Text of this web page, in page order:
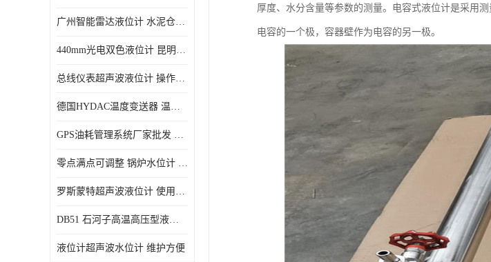
广州智能雷达液位计 水泥仓料位
440mm光电双色液位计 昆明锅炉汽包用光电液位计
总线仪表超声波液位计 操作简单
德国HYDAC温度变送器 温度变送器工作原理 市场性价比优
GPS油耗管理系统厂家批发 CR-606 汽车油位传感器故障
零点满点可调整 锅炉水位计 太原智能锅炉汽包液位计生产厂家
罗斯蒙特超声波液位计 使用寿命长
DB51 石河子高温高压型液位变送器 性能稳定
液位计超声波水位计 维护方便
厚度、水分含量等参数的测量。电容式液位计是采用
电容的一个极，容器壁作为电容的另一极。